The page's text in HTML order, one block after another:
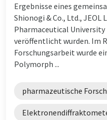
Ergebnisse eines
Shionogi & Co., Ltd., JEOL
Pharmaceutical
veröffentlicht wurden. Im
Forschungsarbeit wurde
Polymorph ...
pharmazeutische